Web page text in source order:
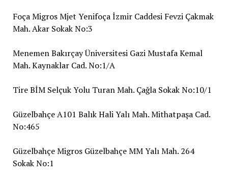
Foça Migros Mjet Yenifoça İzmir Caddesi Fevzi Çakmak
Mah. Akar Sokak No:3
Menemen Bakırçay Üniversitesi Gazi Mustafa Kemal
Mah. Kaynaklar Cad. No:1/A
Tire BİM Selçuk Yolu Turan Mah. Çağla Sokak No:10/1
Güzelbahçe A101 Balık Hali Yalı Mah. Mithatpaşa Cad.
No:465
Güzelbahçe Migros Güzelbahçe MM Yalı Mah. 264
Sokak No:1